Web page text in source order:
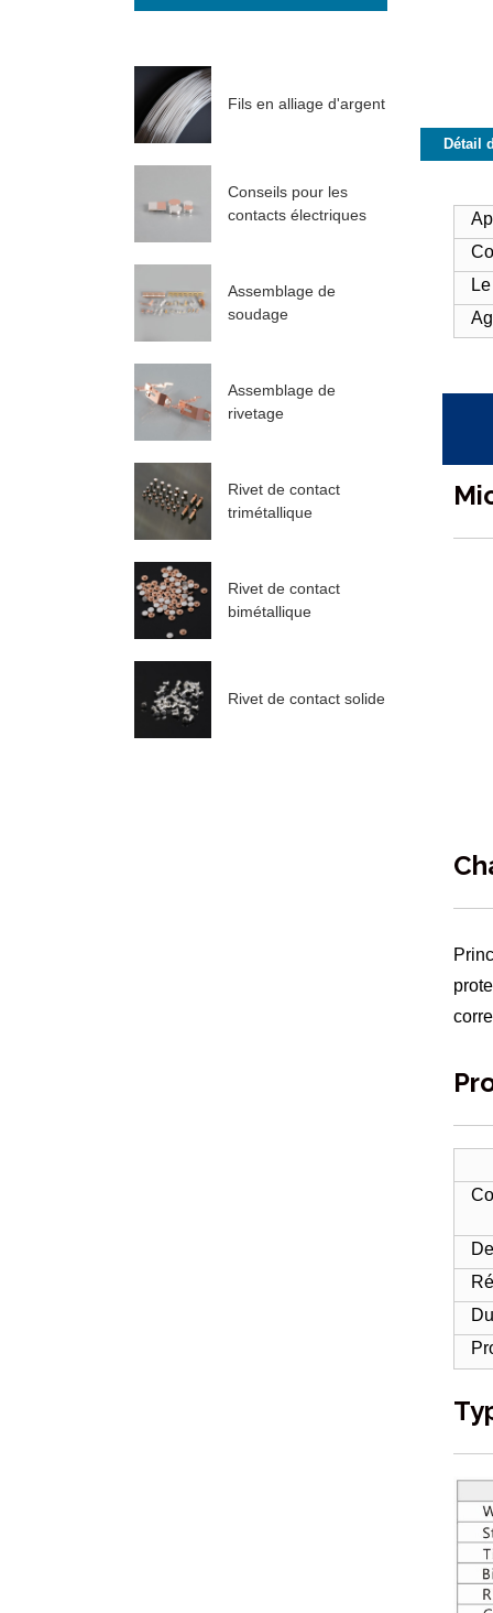
Fils en alliage d'argent
Conseils pour les
contacts électriques
Assemblage de
soudage
Assemblage de
rivetage
Rivet de contact
trimétallique
Rivet de contact
bimétallique
Rivet de contact solide
Détail